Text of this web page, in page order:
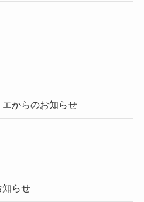
からのお知らせ
知らせ